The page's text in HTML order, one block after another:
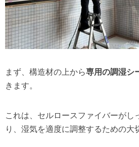
まず、構造材の上から専用の調湿シ
きます。
これは、セルロースファイバーがし
り、湿気を適度に調整するための大